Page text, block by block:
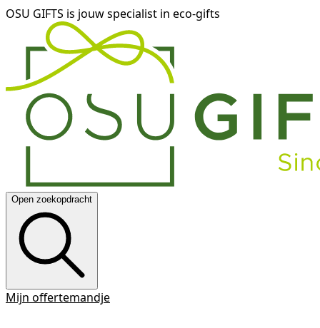
OSU GIFTS is jouw specialist in eco-gifts
Open zoekopdracht
Mijn offertemandje